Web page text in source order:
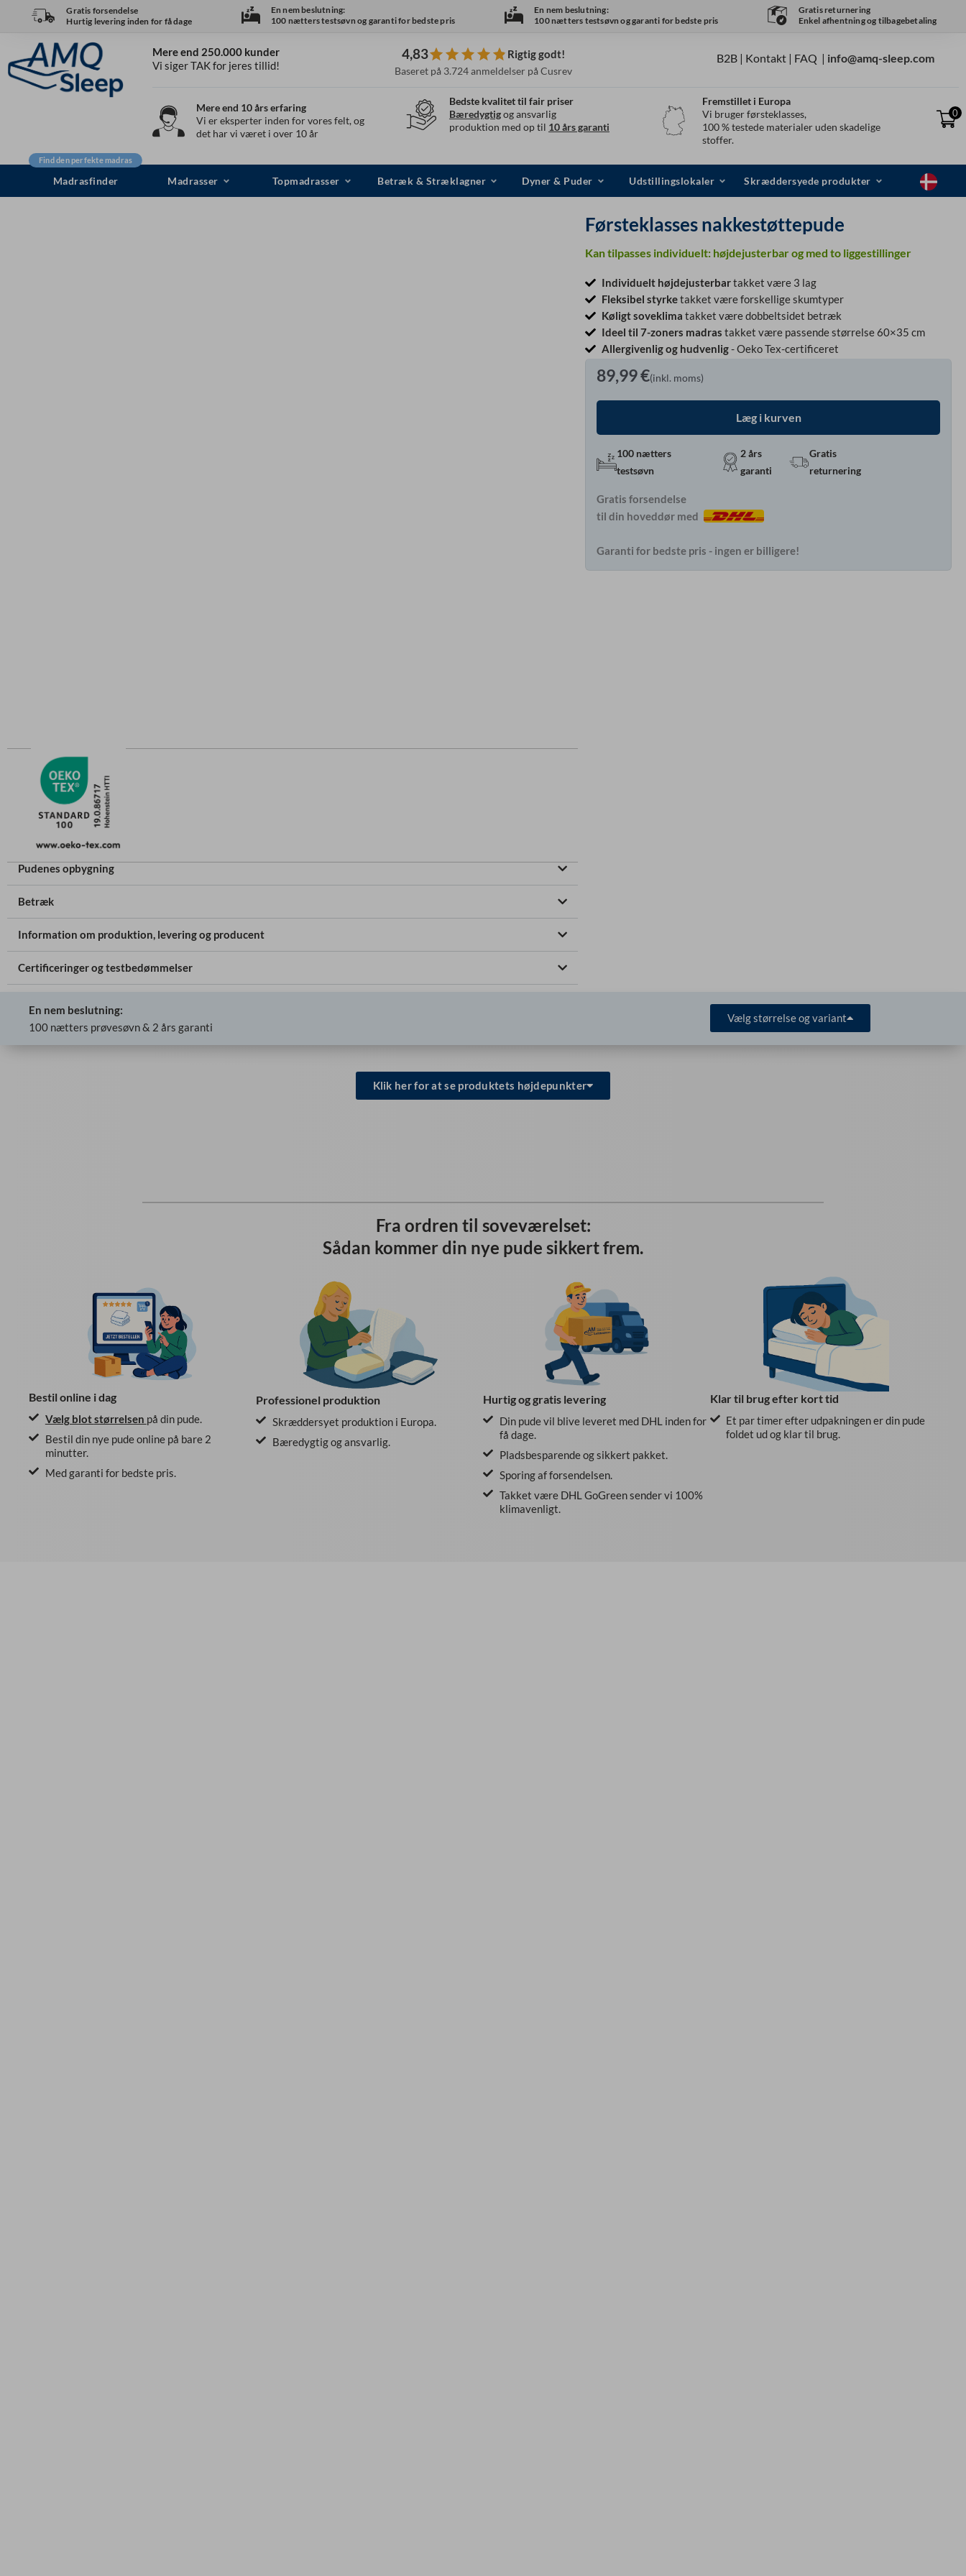
Gratis forsendelse
Hurtig levering inden for få dage
En nem beslutning:
100 nætters testsøvn og garanti for bedste pris
En nem beslutning:
100 nætters testsøvn og garanti for bedste pris
Gratis returnering
Enkel afhentning og tilbagebetaling
Mere end 250.000 kunder
Vi siger TAK for jeres tillid!
4,83 Rigtig godt!
Baseret på 3.724 anmeldelser på Cusrev
B2B | Kontakt | FAQ | info@amq-sleep.com
Mere end 10 års erfaring
Vi er eksperter inden for vores felt, og
det har vi været i over 10 år
Fremstillet i Europa
Vi bruger førsteklasses,
100 % testede materialer uden skadelige
stoffer.
Bedste kvalitet til fair priser
Bæredygtigog ansvarlig
produktion med op til 10 års garanti
0
Find den perfekte madras
Madrasfinder Madrasser Topmadrasser Betræk & Stræklagner Dyner & Puder Udstillingslokaler Skræddersyede produkter
Pudenes opbygning
Betræk
Information om produktion, levering og producent
Certificeringer og testbedømmelser
Førsteklasses nakkestøttepude
Kan tilpasses individuelt: højdejusterbar og med to liggestillinger
Individuelt højdejusterbartakket være 3 lag
Fleksibel styrketakket være forskellige skumtyper
Køligt soveklima takket være dobbeltsidet betræk
Ideel til 7-zoners madras takket være passende størrelse 60×35 cm
Allergivenlig og hudvenlig- Oeko Tex-certificeret
89,99€(inkl. moms)
Læg i kurven
100 nætters
testsøvn
2 års
garanti
Gratis
returnering
Gratis forsendelse
til din hoveddør med
Garanti for bedste pris - ingen er billigere!
En nem beslutning:
100 nætters prøvesøvn & 2 års garanti
Vælg størrelse og variant
Klik her for at se produktets højdepunkter
Fra ordren til soveværelset:
Sådan kommer din nye pude sikkert frem.
Bestil online i dag
Vælg blotstørrelsen på din pude.
Bestil din nye pude online på bare 2
minutter.
Med garanti for bedste pris.
Professionel produktion
Skræddersyet produktion i Europa.
Bæredygtig og ansvarlig.
Hurtig og gratis levering
Din pude vil blive leveret med DHL inden for
få dage.
Pladsbesparende og sikkert pakket.
Sporing af forsendelsen.
Takket være DHL GoGreen sender vi 100%
klimavenligt.
Klar til brug efter kort tid
Et par timer efter udpakningen er din pude
foldet ud og klar til brug.